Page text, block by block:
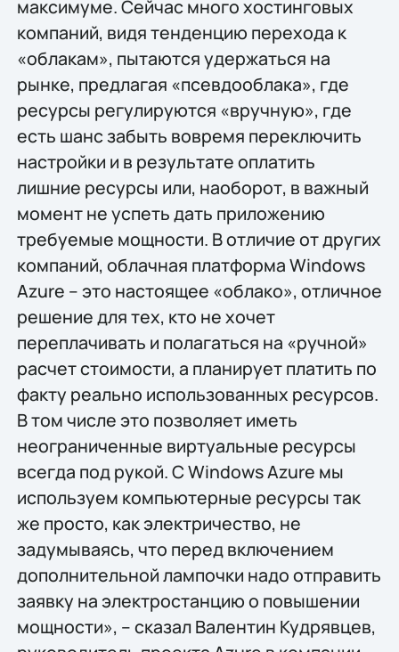
максимуме. Сейчас много хостинговых
компаний, видя тенденцию перехода к
«облакам», пытаются удержаться на
рынке, предлагая «псевдооблака», где
ресурсы регулируются «вручную», где
есть шанс забыть вовремя переключить
настройки и в результате оплатить
лишние ресурсы или, наоборот, в важный
момент не успеть дать приложению
требуемые мощности. В отличие от других
компаний, облачная платформа Windows
Azure – это настоящее «облако», отличное
решение для тех, кто не хочет
переплачивать и полагаться на «ручной»
расчет стоимости, а планирует платить по
факту реально использованных ресурсов.
В том числе это позволяет иметь
неограниченные виртуальные ресурсы
всегда под рукой. С Windows Azure мы
используем компьютерные ресурсы так
же просто, как электричество, не
задумываясь, что перед включением
дополнительной лампочки надо отправить
заявку на электростанцию о повышении
мощности», – сказал Валентин Кудрявцев,